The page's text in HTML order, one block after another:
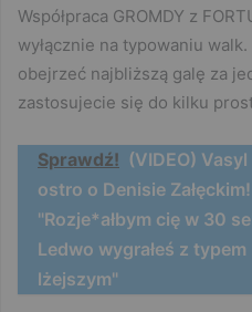
Współpraca GROMDY z
wyłącznie na typowaniu
obejrzeć najbliższą galę za
zastosujecie się do kilku
Sprawdź! (VIDEO)
ostro o Denisie Załęckim!
"Rozje*ałbym cię w 30
Ledwo wygrałeś z
lżejszym"